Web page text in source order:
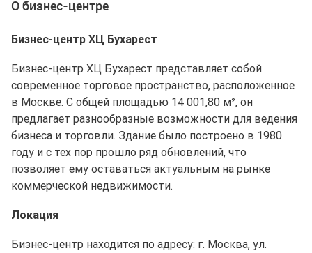
О бизнес-центре
Бизнес-центр ХЦ Бухарест
Бизнес-центр ХЦ Бухарест представляет собой
современное торговое пространство, расположенное
в Москве. С общей площадью 14 001,80 м², он
предлагает разнообразные возможности для ведения
бизнеса и торговли. Здание было построено в 1980
году и с тех пор прошло ряд обновлений, что
позволяет ему оставаться актуальным на рынке
коммерческой недвижимости.
Локация
Бизнес-центр находится по адресу: г. Москва, ул.